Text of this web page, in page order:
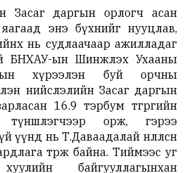
Засаг даргын орлогч асан
энэ бүхнийг нууцлав,
нь судлаачаар ажилладаг
БНХАУ-ын Шинжлэх Ухааны
хүрээлэн буй орчны
нийслэлийн Засаг даргын
16.9 тэрбум төгрөгийн
түншлэгчээр орж, гэрээ
үүнд нь Т.Даваадалай нөлөөлсөн
төрж байна. Тиймээс уг
байгууллагынхан